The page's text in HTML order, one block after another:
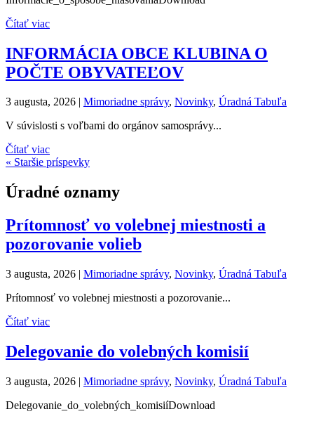
Čítať viac
INFORMÁCIA OBCE KLUBINA O
POČTE OBYVATEĽOV
3 augusta, 2026 | Mimoriadne správy, Novinky, Úradná Tabuľa
V súvislosti s voľbami do orgánov samosprávy...
Čítať viac
« Staršie príspevky
Úradné oznamy
Prítomnosť vo volebnej miestnosti a
pozorovanie volieb
3 augusta, 2026 | Mimoriadne správy, Novinky, Úradná Tabuľa
Prítomnosť vo volebnej miestnosti a pozorovanie...
Čítať viac
Delegovanie do volebných komisií
3 augusta, 2026 | Mimoriadne správy, Novinky, Úradná Tabuľa
Delegovanie_do_volebných_komisiíDownload